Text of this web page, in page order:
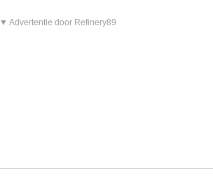
▼ Advertentie door Refinery89